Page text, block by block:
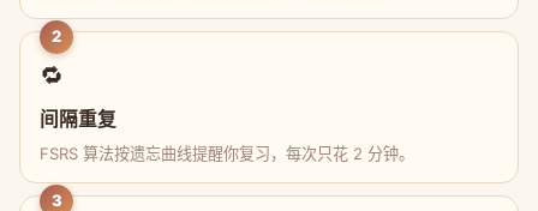
2
🔁
间隔重复
FSRS 算法按遗忘曲线提醒你复习，每次只花 2 分钟。
3